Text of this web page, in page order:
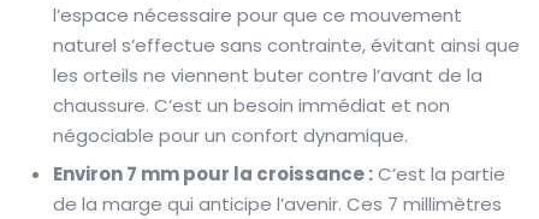
l’espace nécessaire pour que ce mouvement
naturel s’effectue sans contrainte, évitant ainsi que
les orteils ne viennent buter contre l’avant de la
chaussure. C’est un besoin immédiat et non
négociable pour un confort dynamique.
Environ 7 mm pour la croissance :C’est la partie
de la marge qui anticipe l’avenir. Ces 7 millimètres